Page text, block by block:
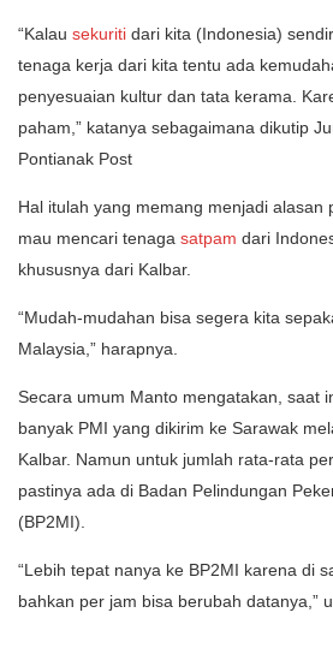
“Kalau sekuriti dari kita (Indonesia)
tenaga kerja dari kita tentu ada
penyesuaian kultur dan tata kerama.
paham,” katanya sebagaimana dikutip
Pontianak Post
Hal itulah yang memang menjadi alasan
mau mencari tenaga satpam dari
khususnya dari Kalbar.
“Mudah-mudahan bisa segera kita
Malaysia,” harapnya.
Secara umum Manto mengatakan, saat
banyak PMI yang dikirim ke Sarawak
Kalbar. Namun untuk jumlah rata-rata
pastinya ada di Badan Pelindungan
(BP2MI).
“Lebih tepat nanya ke BP2MI karena di
bahkan per jam bisa berubah datanya,”